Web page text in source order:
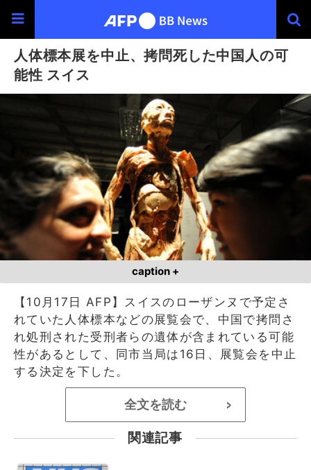
人体標本展を中止、拷問死した中国人の可
能性 スイス
caption +
【10月17日 AFP】スイスのローザンヌで予定さ
れていた人体標本などの展覧会で、中国で拷問さ
れ処刑された受刑者らの遺体が含まれている可能
性があるとして、同市当局は16日、展覧会を中止
する決定を下した。
全文を読む >
関連記事